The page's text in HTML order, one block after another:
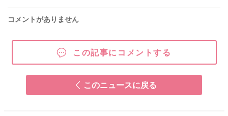
コメントがありません
この記事にコメントする
このニュースに戻る